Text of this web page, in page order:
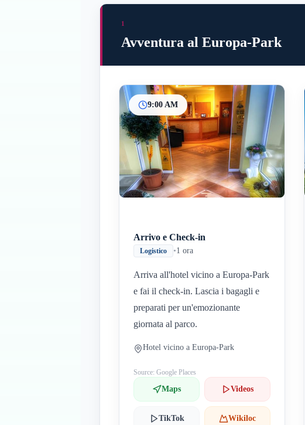
1
Avventura al Europa-Park
9:00 AM
Arrivo e Check-in
Logistico •1 ora
Arriva all'hotel vicino a Europa-Park
e fai il check-in. Lascia i bagagli e
preparati per un'emozionante
giornata al parco.
Hotel vicino a Europa-Park
Source: Google Places
Maps Videos
TikTok Wikiloc